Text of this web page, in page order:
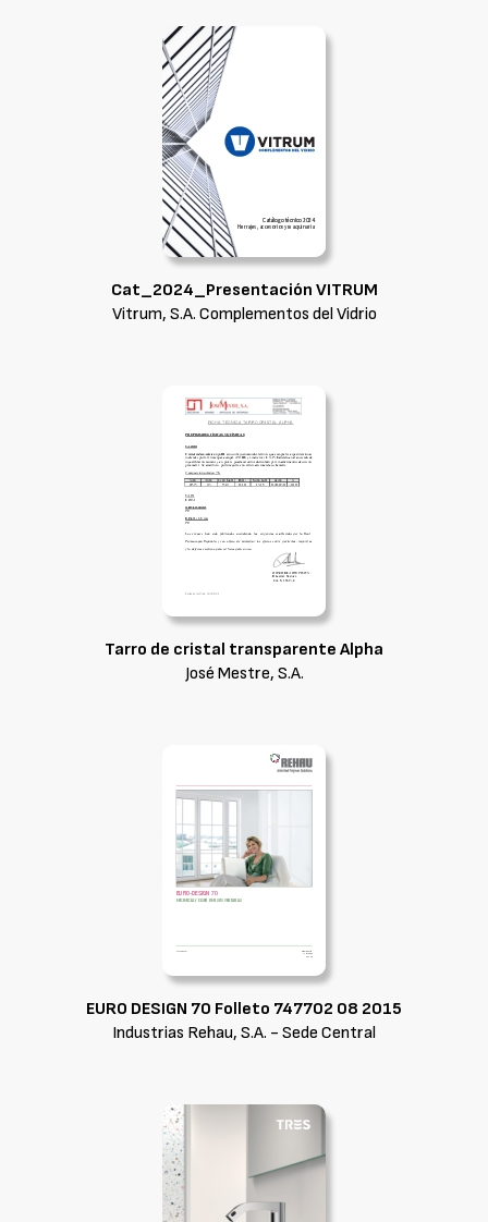
Cat_2024_Presentación VITRUM
Vitrum, S.A. Complementos del Vidrio
Tarro de cristal transparente Alpha
José Mestre, S.A.
EURO DESIGN 70 Folleto 747702 08 2015
Industrias Rehau, S.A. - Sede Central